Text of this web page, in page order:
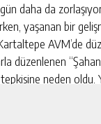
daha da
yaşanan bir
AVM’de
düzenlenen
tepkisine neden